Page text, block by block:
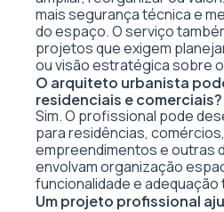
mais segurança técnica e
do espaço. O serviço
projetos que exigem
ou visão estratégica sobre
O arquiteto urbanista
residenciais e comerciais?
Sim. O profissional pode
para residências,
empreendimentos e outras
envolvam organização
funcionalidade e adequação
Um projeto profissional